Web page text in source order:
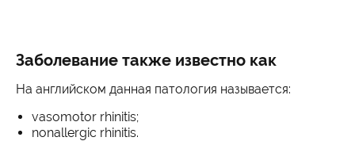
Заболевание также известно как
На английском данная патология называется:
vasomotor rhinitis;
nonallergic rhinitis.